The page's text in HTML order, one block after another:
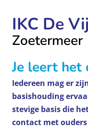
IKC De
Zoetermeer
Je leert het
Iedereen mag er
basishouding
stevige basis die
contact met